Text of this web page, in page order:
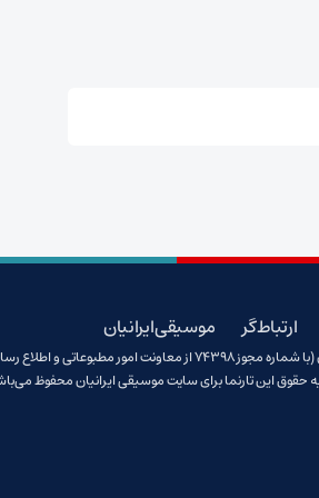
ارتباط گر موسیقی ایرانیان
تمامی آثار صوتی و تصویری منتشرشده در سایت خبری و تحلیلی موسیقی ایرانیان (با شماره مجوز 74398 از معاونت امور مطبوعاتی و
حقوق این تارنما برای سایت موسیقی ایرانیان محفوظ